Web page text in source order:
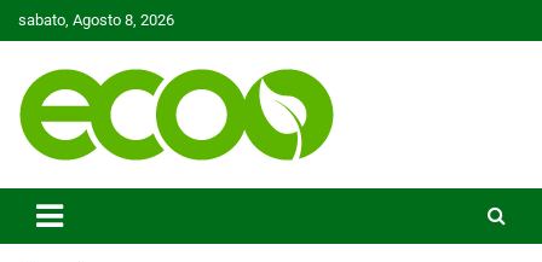
to
sabato, Agosto 8, 2026
Ecoo.it